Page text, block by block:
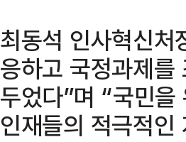
최동석 인사혁신처
응하고 국정과제
두었다”며 “국민
인재들의 적극적